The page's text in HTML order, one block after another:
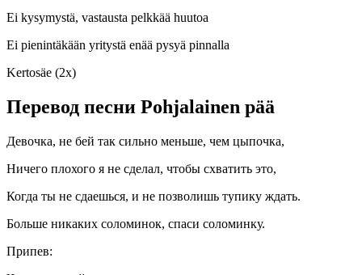
Ei kysymystä, vastausta pelkkää huutoa
Ei pienintäkään yritystä enää pysyä pinnalla
Kertosäe (2x)
Перевод песни Pohjalainen pää
Девочка, не бей так сильно меньше, чем цыпочка,
Ничего плохого я не сделал, чтобы схватить это,
Когда ты не сдаешься, и не позволишь тупику ждать.
Больше никаких соломинок, спаси соломинку.
Припев: